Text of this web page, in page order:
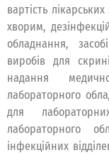
вартість
хворим,
обладнання,
виробів для
надання
лабораторного
для
лабораторного
інфекційних